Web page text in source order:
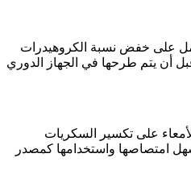
على خفض نسبة الكروهيدرات
قبل أن يتم طرحها في الجهاز الدوري
على تكسير السكريات
امتصاصها واستخدامها كمصدر